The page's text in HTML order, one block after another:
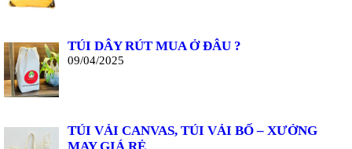
TÚI DÂY RÚT MUA Ở ĐÂU ?
09/04/2025
TÚI VẢI CANVAS, TÚI VẢI BỐ – XƯỞNG